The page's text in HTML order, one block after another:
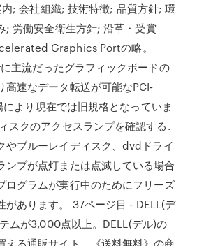
; 会社組織; 技術特徴; 品質方針; 環
; 労働安全衛生方針; 沿革・受賞
Graphics Portの略。
主流だったグラフィックボードの
高速なデータ転送が可能なPCI-
より現在では旧規格となっていま
スクのアクセスランプを確認する.
やブルーレイディスク、dvdドライ
ンプが点灯または点滅している場合
ログラムが実行中のためにフリーズ
があります。 37ページ目 - DELL(デ
ムが3,000点以上。DELL(デル)の
える通販サイト。《送料無料》の商